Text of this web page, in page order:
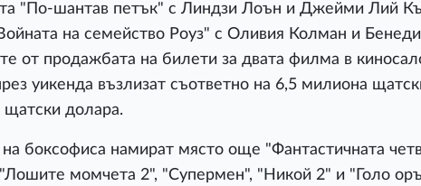
"По-шантав петък" с Линдзи Лоън и Джейми Лий
на семейство Роуз" с Оливия Колман и
от продажбата на билети за двата филма в
уикенда възлизат съответно на 6,5 милиона
долара.
на боксофиса намират място още "Фантастичната
"Лошите момчета 2", "Супермен", "Никой 2" и "Голо